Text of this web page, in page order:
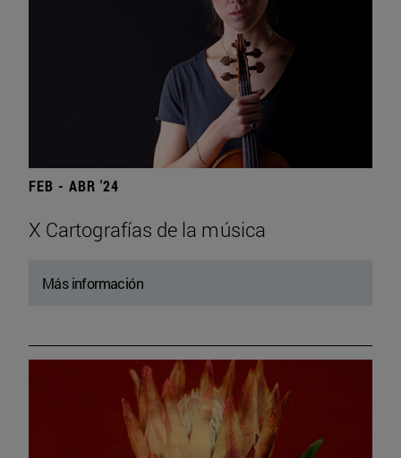
FEB - ABR '24
X Cartografías de la música
Más información